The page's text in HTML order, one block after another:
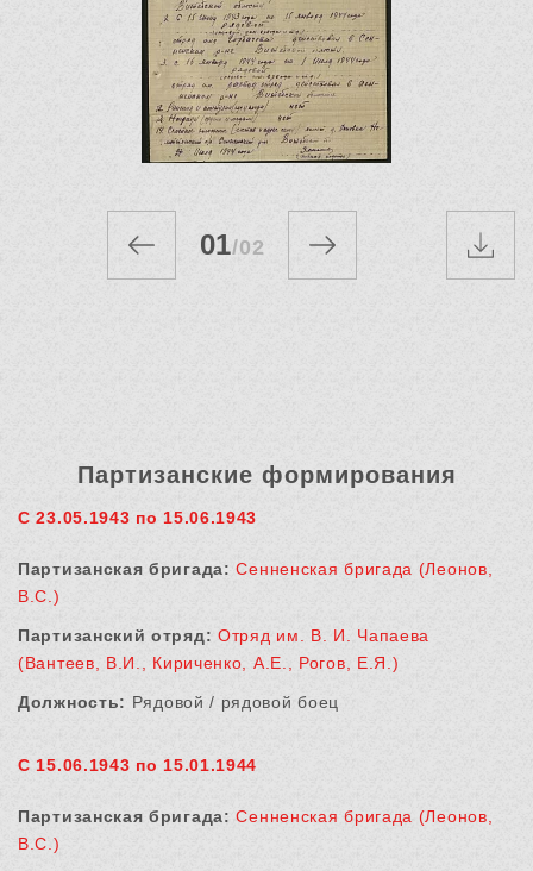
01/02
Партизанские формирования
С 23.05.1943 по 15.06.1943
Партизанская бригада: Сенненская бригада (Леонов,
В.С.)
Партизанский отряд: Отряд им. В. И. Чапаева
(Вантеев, В.И., Кириченко, А.Е., Рогов, Е.Я.)
Должность: Рядовой / рядовой боец
С 15.06.1943 по 15.01.1944
Партизанская бригада: Сенненская бригада (Леонов,
В.С.)